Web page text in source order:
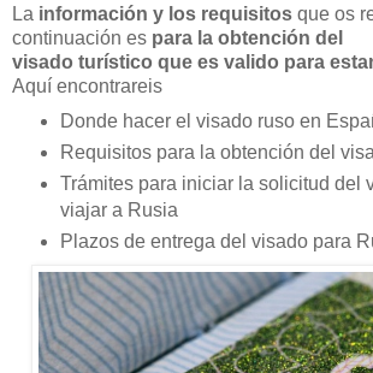
La información y los requisitos que os
continuación es para la obtención del
visado turístico que es valido para
Aquí encontrareis
Donde hacer el visado ruso en
Requisitos para la obtención del
Trámites para iniciar la solicitud del
viajar a Rusia
Plazos de entrega del visado para